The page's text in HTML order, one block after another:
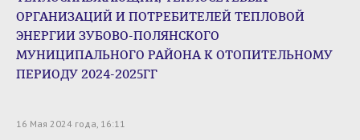
ОРГАНИЗАЦИЙ И ПОТРЕБИТЕЛЕЙ ТЕПЛОВОЙ
ЭНЕРГИИ ЗУБОВО-ПОЛЯНСКОГО
МУНИЦИПАЛЬНОГО РАЙОНА К ОТОПИТЕЛЬНОМУ
ПЕРИОДУ 2024-2025ГГ
16 Мая 2024 года, 16:11